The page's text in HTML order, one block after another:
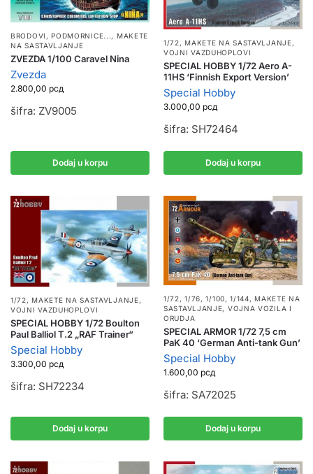
BRODOVI, PODMORNICE..., MAKETE
NA SASTAVLJANJE
ZVEZDA 1/100 Caravel Nina
Zvezda
2.800,00 рсд
šifra: ZV9005
Dodaj u korpu
1/72, MAKETE NA SASTAVLJANJE,
VOJNI VAZDUHOPLOVI
SPECIAL HOBBY 1/72 Aero A-
11HS ‘Finnish Export Version’
Special Hobby
3.000,00 рсд
šifra: SH72464
Dodaj u korpu
1/72,MAKETE NA SASTAVLJANJE,
VOJNI VAZDUHOPLOVI
SPECIAL HOBBY 1/72 Boulton
Paul Balliol T.2 „RAF Trainer“
Special Hobby
3.300,00 рсд
šifra: SH72234
Dodaj u korpu
1/72, 1/76, 1/100, 1/144, MAKETE NA
SASTAVLJANJE, VOJNA VOZILA I
ORUDJA
SPECIAL ARMOR 1/72 7,5 cm
PaK 40 ‘German Anti-tank Gun’
Special Hobby
1.600,00 рсд
šifra: SA72025
Dodaj u korpu